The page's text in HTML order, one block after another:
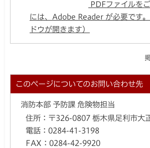
PDFファイルを
には、Adobe Reader が必要です
ドウが開きます）
このページについてのお問い合わせ先
消防本部 予防課 危険物担当
住所： 〒326-0807 栃木県足利市大
電話： 0284-41-3198
FAX： 0284-42-9920